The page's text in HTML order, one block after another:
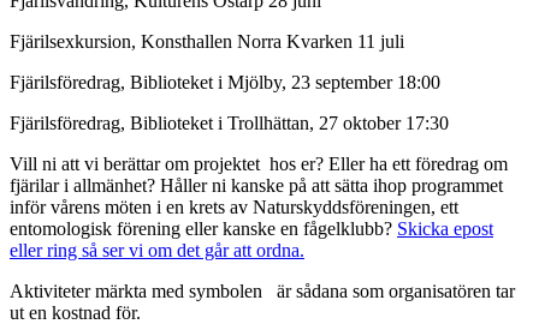
Fjärilsexkursion, Konsthallen Norra Kvarken 11 juli
Fjärilsföredrag, Biblioteket i Mjölby, 23 september 18:00
Fjärilsföredrag, Biblioteket i Trollhättan, 27 oktober 17:30
Vill ni att vi berättar om projektet hos er? Eller ha ett föredrag om
fjärilar i allmänhet? Håller ni kanske på att sätta ihop programmet
inför vårens möten i en krets av Naturskyddsföreningen, ett
entomologisk förening eller kanske en fågelklubb? Skicka epost
eller ring så ser vi om det går att ordna.
Aktiviteter märkta med symbolen
är sådana som organisatören tar
ut en kostnad för.